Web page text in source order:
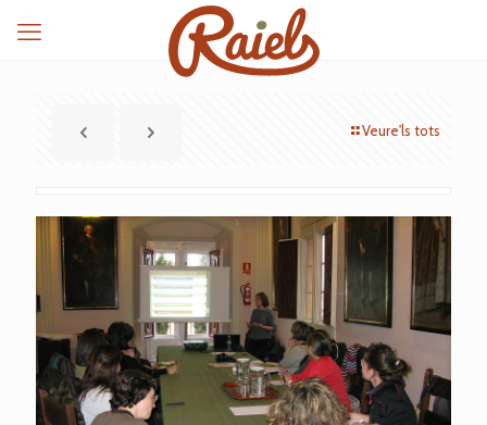
Veure'ls tots